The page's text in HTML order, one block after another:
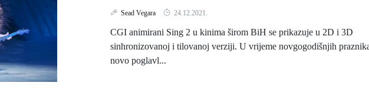
Sead Vegara 24.12.2021.
CGI animirani Sing 2 u kinima širom BiH se prikazuje u 2D i 3D
sinhronizovanoj i tilovanoj verziji. U vrijeme novgogodišnjih
novo poglavl...